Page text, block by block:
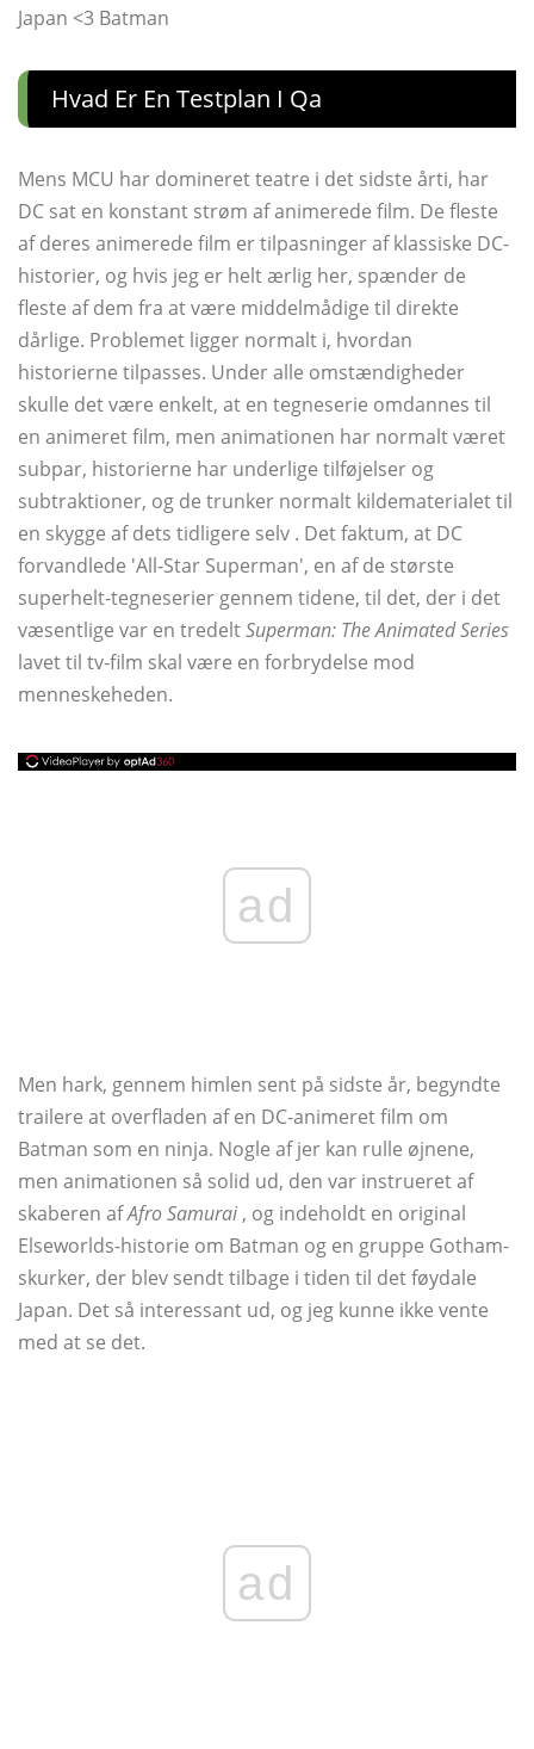
Japan <3 Batman
Hvad Er En Testplan I Qa
Mens MCU har domineret teatre i det sidste årti, har
DC sat en konstant strøm af animerede film. De fleste
af deres animerede film er tilpasninger af klassiske DC-
historier, og hvis jeg er helt ærlig her, spænder de
fleste af dem fra at være middelmådige til direkte
dårlige. Problemet ligger normalt i, hvordan
historierne tilpasses. Under alle omstændigheder
skulle det være enkelt, at en tegneserie omdannes til
en animeret film, men animationen har normalt været
subpar, historierne har underlige tilføjelser og
subtraktioner, og de trunker normalt kildematerialet til
en skygge af dets tidligere selv . Det faktum, at DC
forvandlede 'All-Star Superman', en af ​​de største
superhelt-tegneserier gennem tidene, til det, der i det
væsentlige var en tredeltSuperman: The Animated Series
lavet til tv-film skal være en forbrydelse mod
menneskeheden.
ad
Men hark, gennem himlen sent på sidste år, begyndte
trailere at overfladen af ​​en DC-animeret film om
Batman som en ninja. Nogle af jer kan rulle øjnene,
men animationen så solid ud, den var instrueret af
skaberen afAfro Samurai , og indeholdt en original
Elseworlds-historie om Batman og en gruppe Gotham-
skurker, der blev sendt tilbage i tiden til det føydale
Japan. Det så interessant ud, og jeg kunne ikke vente
med at se det.
ad